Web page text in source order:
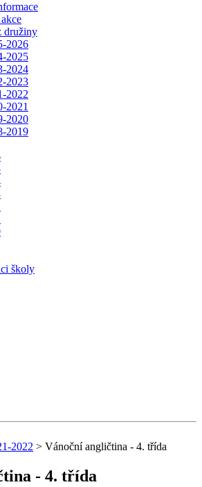
družiny
2026
2025
2024
2023
2022
2021
2020
2019
školy
2022 > Vánoční angličtina - 4. třída
- 4. třída